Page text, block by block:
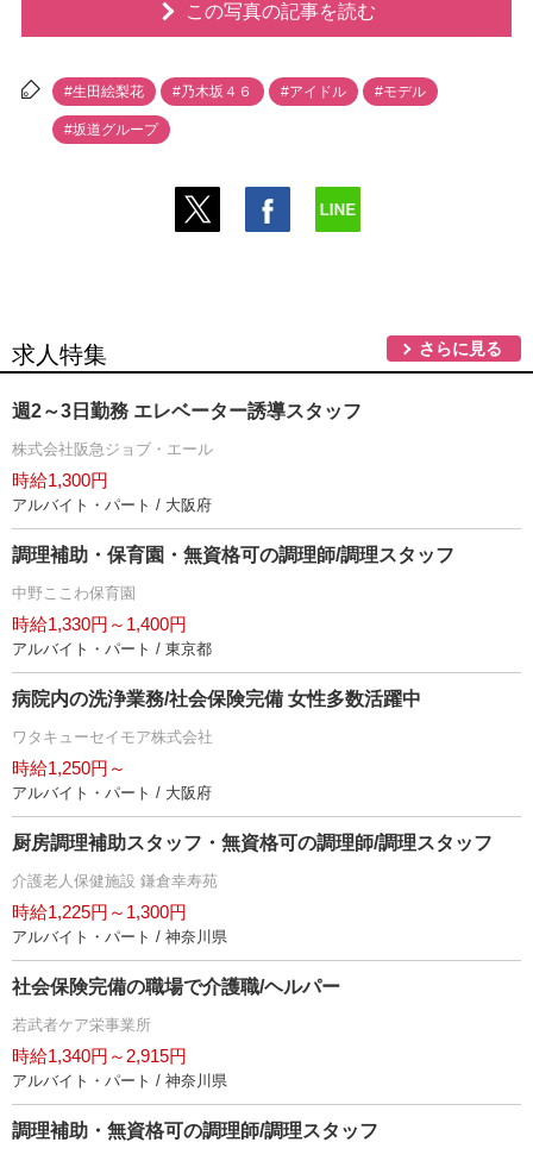
この写真の記事を読む
#生田絵梨花 #乃木坂４６ #アイドル #モデル
#坂道グループ
求人特集 さらに見る
週2～3日勤務 エレベーター誘導スタッフ
株式会社阪急ジョブ・エール
時給1,300円
アルバイト・パート / 大阪府
調理補助・保育園・無資格可の調理師/調理スタッフ
中野ここわ保育園
時給1,330円～1,400円
アルバイト・パート / 東京都
病院内の洗浄業務/社会保険完備 女性多数活躍中
ワタキューセイモア株式会社
時給1,250円～
アルバイト・パート / 大阪府
厨房調理補助スタッフ・無資格可の調理師/調理スタッフ
介護老人保健施設 鎌倉幸寿苑
時給1,225円～1,300円
アルバイト・パート / 神奈川県
社会保険完備の職場で介護職/ヘルパー
若武者ケア栄事業所
時給1,340円～2,915円
アルバイト・パート / 神奈川県
調理補助・無資格可の調理師/調理スタッフ